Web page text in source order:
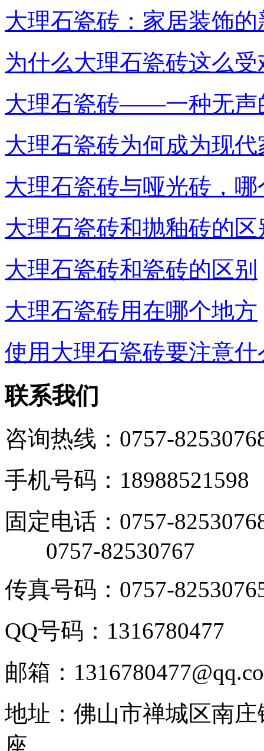
大理石瓷砖：家居装饰的
为什么大理石瓷砖这么受
大理石瓷砖——一种无声
大理石瓷砖为何成为现
大理石瓷砖与哑光砖，哪
大理石瓷砖和抛釉砖的区
大理石瓷砖和瓷砖的区别
大理石瓷砖用在哪个地方
使用大理石瓷砖要注意什
联系我们
咨询热线：0757-
手机号码：18988521598
固定电话：0757-
0757-82530767
传真号码：0757-
QQ号码：1316780477
邮箱：
地址：佛山市禅城区南
座